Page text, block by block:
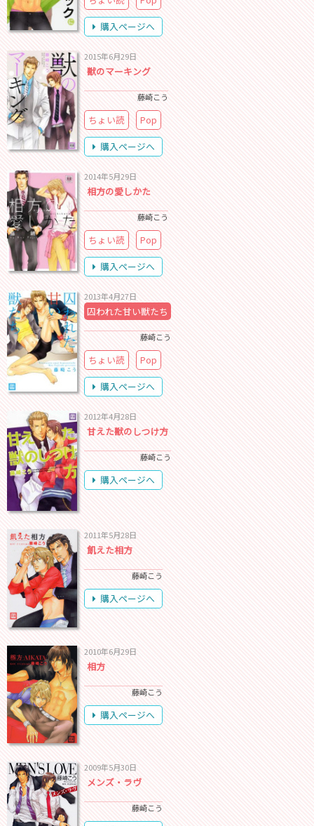
購入ページへ
2015年6月29日
獣のマーキング
藤崎こう
ちょい読
Pop
購入ページへ
2014年5月29日
相方の愛しかた
藤崎こう
ちょい読
Pop
購入ページへ
2013年4月27日
囚われた甘い獣たち
藤崎こう
ちょい読
Pop
購入ページへ
2012年4月28日
甘えた獣のしつけ方
藤崎こう
購入ページへ
2011年5月28日
飢えた相方
藤崎こう
購入ページへ
2010年6月29日
相方
藤崎こう
購入ページへ
2009年5月30日
メンズ・ラヴ
藤崎こう